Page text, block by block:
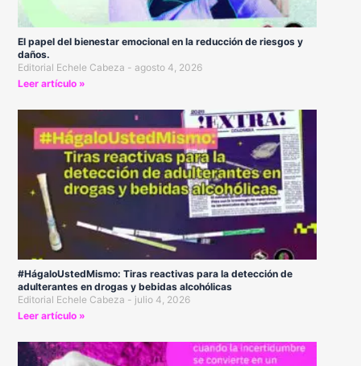
El papel del bienestar emocional en la reducción de riesgos y
daños.
Editorial Echele Cabeza
agosto 4, 2026
Leer artículo »
#HágaloUstedMismo: Tiras reactivas para la detección de
adulterantes en drogas y bebidas alcohólicas
Editorial Echele Cabeza
julio 4, 2026
Leer artículo »